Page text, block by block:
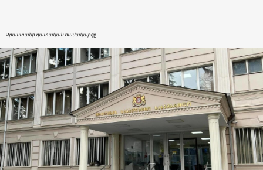
Վրաստանի դատական ​​համակարգը